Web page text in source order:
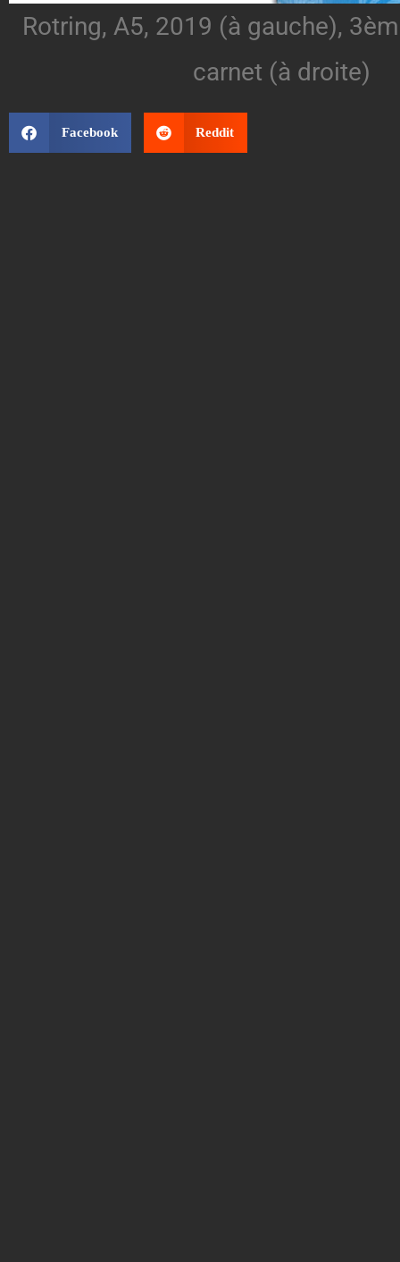
Rotring, A5, 2019 (à gauche),
carnet (à droite)
Facebook Reddit